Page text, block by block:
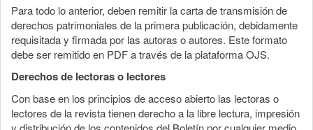
Para todo lo anterior, deben remitir la carta de transmisión de
derechos patrimoniales de la primera publicación, debidamente
requisitada y firmada por las autoras o autores. Este formato
debe ser remitido en PDF a través de la plataforma OJS.
Derechos de lectoras o lectores
Con base en los principios de acceso abierto las lectoras o
lectores de la revista tienen derecho a la libre lectura, impresión